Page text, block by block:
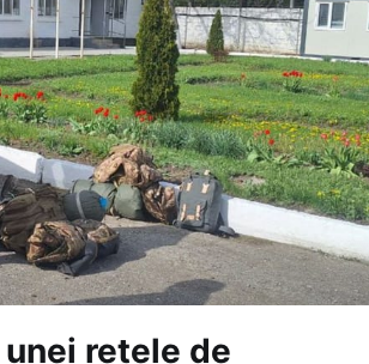
rețele de